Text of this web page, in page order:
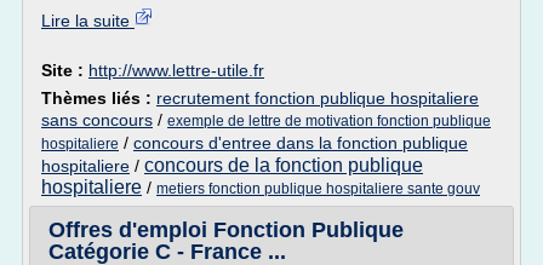
Lire la suite
Site : http://www.lettre-utile.fr
Thèmes liés : recrutement fonction publique hospitaliere
sans concours / exemple de lettre de motivation fonction publique
hospitaliere / concours d'entree dans la fonction publique
hospitaliere / concours de la fonction publique
hospitaliere / metiers fonction publique hospitaliere sante gouv
Offres d'emploi Fonction Publique
Catégorie C - France ...